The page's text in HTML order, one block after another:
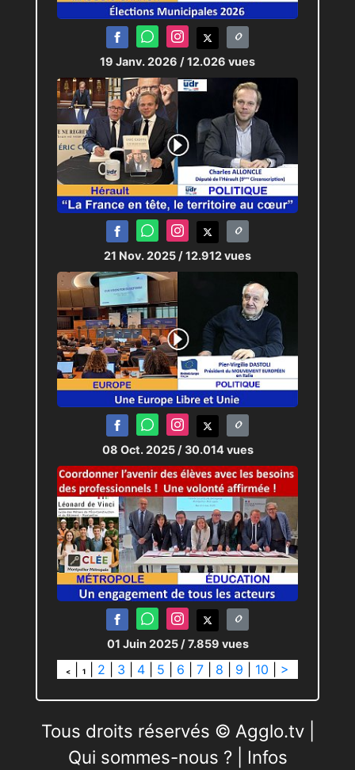
19 Janv. 2026 / 12.026 vues
21 Nov. 2025 / 12.912 vues
08 Oct. 2025 / 30.014 vues
01 Juin 2025 / 7.859 vues
< 1 2 3 4 5 6 7 8 9 10 >
Tous droits réservés © Agglo.tv |
Qui sommes-nous ?| Infos